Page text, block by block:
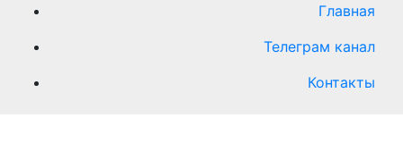
Главная
Телеграм канал
Контакты